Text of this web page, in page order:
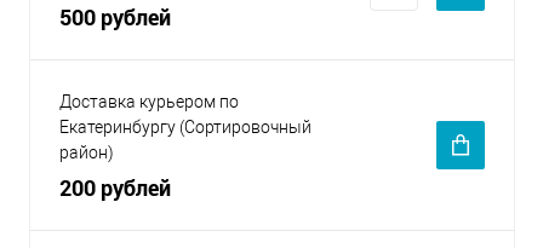
500 рублей
Доставка курьером по
Екатеринбургу (Сортировочный
район)
200 рублей